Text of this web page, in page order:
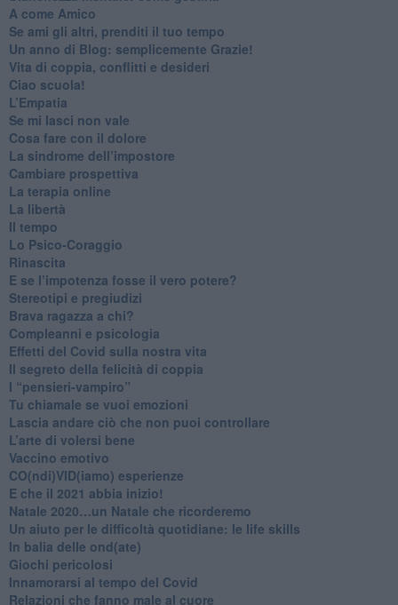
​A come Amico
​Se ami gli altri, prenditi il tuo tempo
​Un anno di Blog: semplicemente Grazie!
​Vita di coppia, conflitti e desideri
​Ciao scuola!
​L’Empatia
​Se mi lasci non vale
Cosa fare con il dolore
​La sindrome dell’impostore
​Cambiare prospettiva
La terapia online
La libertà
​Il tempo
​Lo Psico-Coraggio
Rinascita
​E se l’impotenza fosse il vero potere?
Stereotipi e pregiudizi
​Brava ragazza a chi?
​Compleanni e psicologia
Effetti del Covid sulla nostra vita
Il segreto della felicità di coppia
​I “pensieri-vampiro”
​Tu chiamale se vuoi emozioni
​Lascia andare ciò che non puoi controllare
L’arte di volersi bene
​Vaccino emotivo
CO(ndi)VID(iamo) esperienze
​E che il 2021 abbia inizio!
​Natale 2020…un Natale che ricorderemo
Un aiuto per le difficoltà quotidiane: le life skills
​In balia delle ond(ate)
Giochi pericolosi
Innamorarsi al tempo del Covid
​Relazioni che fanno male al cuore